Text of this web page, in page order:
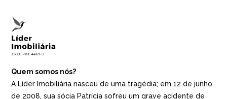
Quem somos nós?
A Líder Imobiliária nasceu de uma tragédia; em 12 de junho
de 2008, sua sócia Patrícia sofreu um grave acidente de